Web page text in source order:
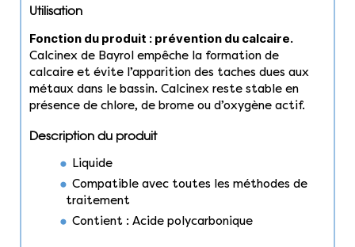
Utilisation
Fonction du produit : prévention du calcaire.
Calcinex de Bayrol empêche la formation de
calcaire et évite l’apparition des taches dues aux
métaux dans le bassin. Calcinex reste stable en
présence de chlore, de brome ou d’oxygène actif.
Description du produit
Liquide
Compatible avec toutes les méthodes de
traitement
Contient : Acide polycarbonique